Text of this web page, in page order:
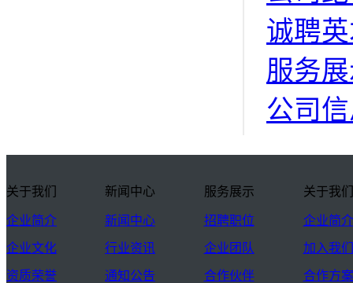
诚聘
服务
公司
关于我们
企业简介
企业文化
资质荣誉
新闻中心
新闻中心
行业资讯
通知公告
服务展示
招聘职位
企业团队
合作伙伴
关于我们
企业简介
加入我们
合作方案